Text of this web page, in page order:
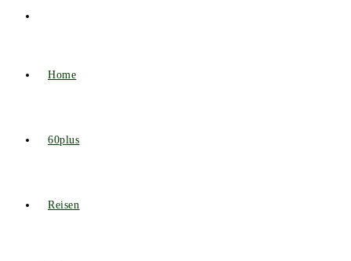
Home
60plus
Reisen